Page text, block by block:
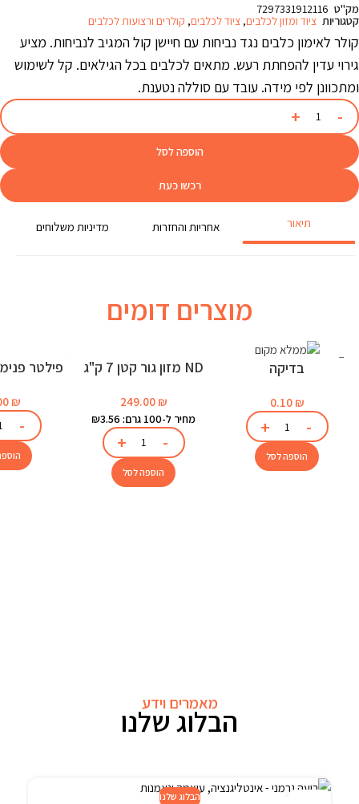
מק"ט 7297331912116
קטגוריות ציוד ומזון לכלבים, ציוד לכלבים, קולרים ורצועות לכלבים
קולר לאימון כלבים נגד נביחות עם חיישן קול המגיב לנביחות. מציע
גירוי עדין להפחתת רעש. מתאים לכלבים בכל הגילאים. קל לשימוש
ומתכוונן לפי מידה. עובד עם סוללה נטענת.
הוספה לסל
רכשו כעת
תיאור אחריות והחזרות מדיניות משלוחים
מוצרים דומים
בדיקה
0.10 ₪
הוספה לסל
ND מזון גור קטן 7 ק"ג
249.00 ₪
מחיר ל-100 גרם: ₪3.56
הוספה לסל
₪
מאמרים וידע
הבלוג שלנו
הבלוג שלנו